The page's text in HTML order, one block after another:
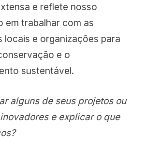
e reflete nosso
em trabalhar com as
locais e organizações para
e o
sustentável.
alguns de seus projetos ou
e explicar o que